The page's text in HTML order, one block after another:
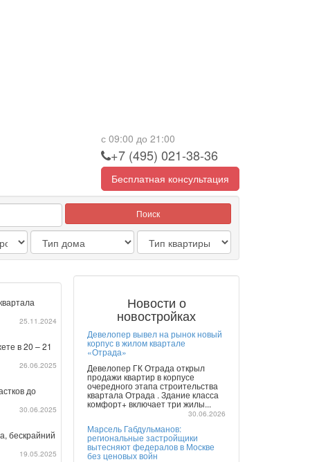
с 09:00 до 21:00
+7 (495) 021-38-36
Бесплатная консультация
Поиск
25.11.2024
в 20 – 21
26.06.2025
до
30.06.2025
бескрайний
19.05.2025
Новости о
новостройках
Девелопер вывел на рынок новый
корпус в жилом квартале
«Отрада»
Девелопер ГК Отрада открыл
продажи квартир в корпусе
очередного этапа строительства
квартала Отрада . Здание класса
комфорт+ включает три жилы...
30.06.2026
Марсель Габдульманов:
региональные застройщики
вытесняют федералов в Москве
без ценовых войн